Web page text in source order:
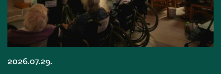
2026.07.29.